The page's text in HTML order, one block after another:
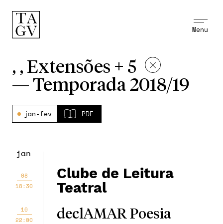
Menu
, , Extensões + 5
— Temporada 2018/19
jan-fev PDF
jan
08
18:30
Clube de Leitura
Teatral
10
22:00
declAMAR Poesia